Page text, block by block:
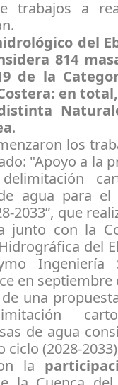
trabajos a
del
814
de la
en
.
los
"Apoyo a la
agua para
2033”, que
junto con la
del
Ingeniería
en septiembre
una
de agua
ciclo (2028-
la